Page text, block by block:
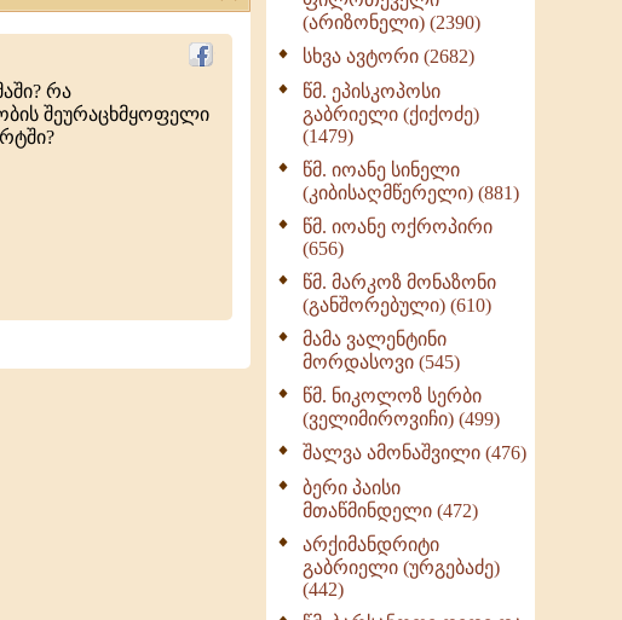
რა
შეურაცხმყოფელი
(370)
სულიერი ცხოვრების
სახელმძღვანელო -
ნაწილი II (369)
ღმერთი და ადამიანები
(287)
ბერის დიადემა (278)
მონაზვნური
გამოცდილების
ოთხი ასეული თავი
სიყვარულის შესახებ
(259)
(არიზონელი) (2390)
სხვა ავტორი (2682)
წმ. ეპისკოპოსი
გაბრიელი (ქიქოძე)
(1479)
წმ. იოანე სინელი
(კიბისაღმწერელი) (881)
წმ. იოანე ოქროპირი
(656)
წმ. მარკოზ მონაზონი
(განშორებული) (610)
მამა ვალენტინი
მორდასოვი (545)
წმ. ნიკოლოზ სერბი
(ველიმიროვიჩი) (499)
შალვა ამონაშვილი (476)
ბერი პაისი
მთაწმინდელი (472)
არქიმანდრიტი
გაბრიელი (ურგებაძე)
(442)